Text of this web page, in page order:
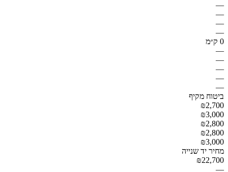
—
—
—
—
0 ק״מ
—
—
—
—
—
ביטוח מקיף
₪2,700
₪3,000
₪2,800
₪2,800
₪3,000
מחיר יד שנייה
₪22,700
—